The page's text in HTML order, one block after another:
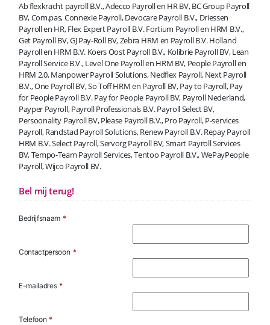
Ab flexkracht payroll B.V., Adecco Payroll en HR BV, BC Group Payroll
BV, Com.pas, Connexie Payroll, Devocare Payroll B.V., Driessen
Payroll en HR, Flex Expert Payroll B.V. Fortium Payroll en HRM B.V.,
Get Payroll BV, GJ Pay-Roll BV, Zebra HRM en Payroll B.V. Holland
Payroll en HRM B.V. Koers Oost Payroll B.V., Kolibrie Payroll BV, Lean
Payroll Service B.V., Level One Payroll en HRM BV, People Payroll en
HRM 2.0, Manpower Payroll Solutions, Nedflex Payroll, Next Payroll
B.V., One Payroll BV, So Toff HRM en Payroll BV, Pay to Payroll, Pay
for People Payroll B.V. Pay for People Payroll BV, Payroll Nederland,
Payper Payroll, Payroll Professionals B.V. Payroll Select BV,
Persoonality Payroll BV, Please Payroll B.V., Pro Payroll, P-services
Payroll, Randstad Payroll Solutions, Renew Payroll B.V. Repay Payroll
HRM B.V. Select Payroll, Servorg Payroll BV, Smart Payroll Services
BV, Tempo-Team Payroll Services, Tentoo Payroll B.V., WePayPeople
Payroll, Wijco Payroll BV.
Bel mij terug!
Bedrijfsnaam *
Contactpersoon *
E-mailadres *
Telefoon *